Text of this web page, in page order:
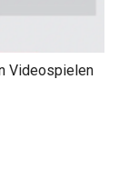
Videospielen